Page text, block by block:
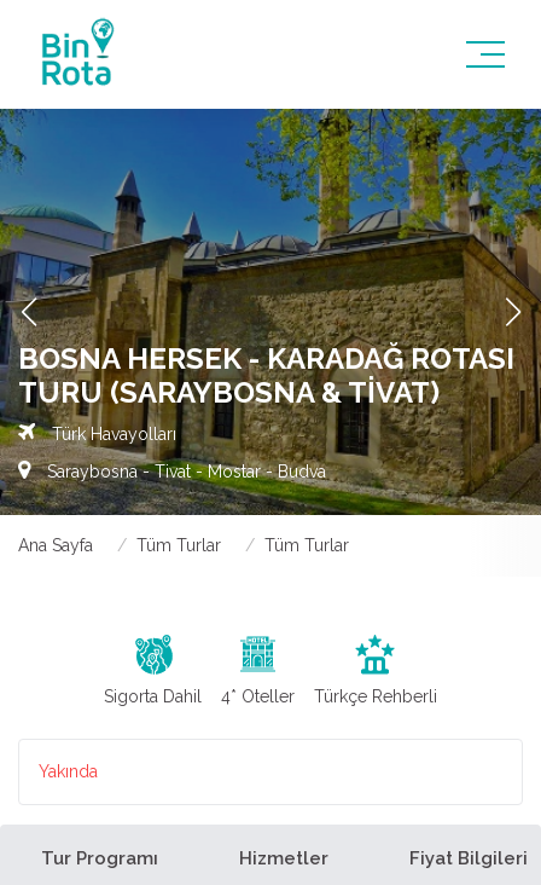
BOSNA HERSEK - KARADAĞ ROTASI
TURU (SARAYBOSNA & TIVAT)
Türk Havayolları
Saraybosna - Tivat - Mostar - Budva
Ana Sayfa Tüm Turlar Tüm Turlar
Sigorta Dahil 4* Oteller Türkçe Rehberli
Yakında
Tur Programı Hizmetler Fiyat Bilgileri